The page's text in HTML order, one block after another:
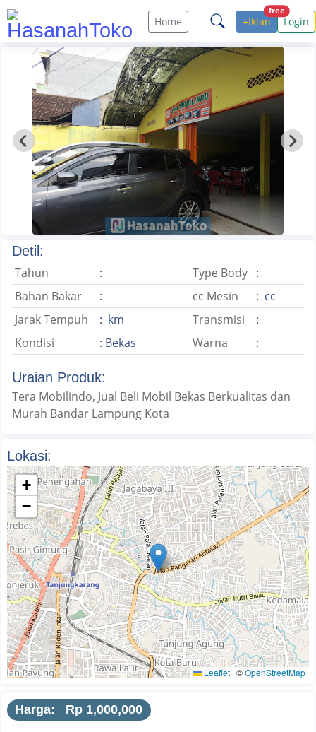
Home +Iklan
free
Login
Detil:
Tahun
: Type Body :
Bahan Bakar
: cc Mesin
: cc
Jarak Tempuh
: km Transmisi
:
Kondisi
: Bekas Warna :
Uraian Produk:
Tera Mobilindo, Jual Beli Mobil Bekas Berkualitas dan
Murah Bandar Lampung Kota
Lokasi:
+
−
Leaflet | ©OpenStreetMap
Harga: Rp 1,000,000